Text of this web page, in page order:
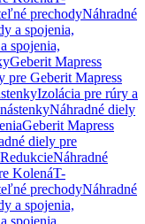
prechodyNáhradné
a spojenia,
spojenia,
Geberit Mapress
pre Geberit Mapress
Izolácia pre rúry a
Náhradné diely
Geberit Mapress
diely pre
RedukcieNáhradné
KolenáT-
prechodyNáhradné
a spojenia,
spojenia,